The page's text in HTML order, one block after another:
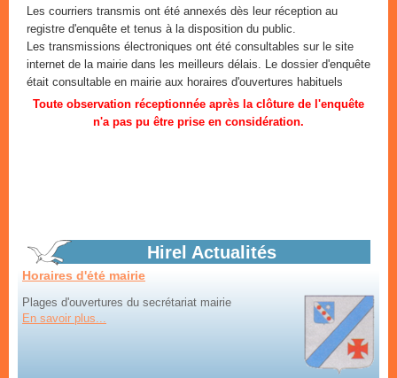
Les courriers transmis ont été annexés dès leur réception au
registre d'enquête et tenus à la disposition du public.
Les transmissions électroniques ont été consultables sur le site
internet de la mairie dans les meilleurs délais. Le dossier d'enquête
était consultable en mairie aux horaires d'ouvertures habituels
Toute observation réceptionnée après la clôture de l'enquête
n'a pas pu être prise en considération.
Hirel Actualités
Marchés d'été
tous les vendredis dans le bourg
Horaires d'été mairie
Plages d'ouvertures du secrétariat mairie